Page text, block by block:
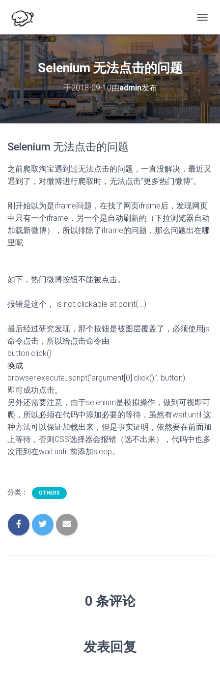
换
导
航
Selenium 无法点击的问题
于2018-09-10由admin发布
Selenium 无法点击的问题
之前爬取淘宝遇到过无法点击的问题，一直没解决，最近又
遇到了，对微博进行爬取时，无法点击“更多热门微博”。
刚开始以为是iframe问题，在找了网页iframe后，发现网页
中只有一个iframe，另一个是自动刷新的（下拉浏览器自动
加载新微博），所以排除了iframe的问题，那么问题出在哪
里呢
如下，热门微博按钮不能被点击。
报错是这个， is not clickable at point(….)
最后经过研究发现，那个按钮是被图层覆盖了，必须使用js
命令点击，所以给点击命令由
button.click()
换成
browser.execute_script(‘argument[0].click();’, button)
即可成功点击。
另外还需要注意，由于selenium是模拟操作，做到可视即可
爬，所以必须在代码中添加必要的等待，虽然有wait.until 这
种方法可以保证加载出来，但是事实证明，依然要在前面加
上等待，否则CSS选择器会报错（选不出来），代码中也多
次用到在wait.until 前添加sleep。
分类： OTHERS
0 条评论
发表回复